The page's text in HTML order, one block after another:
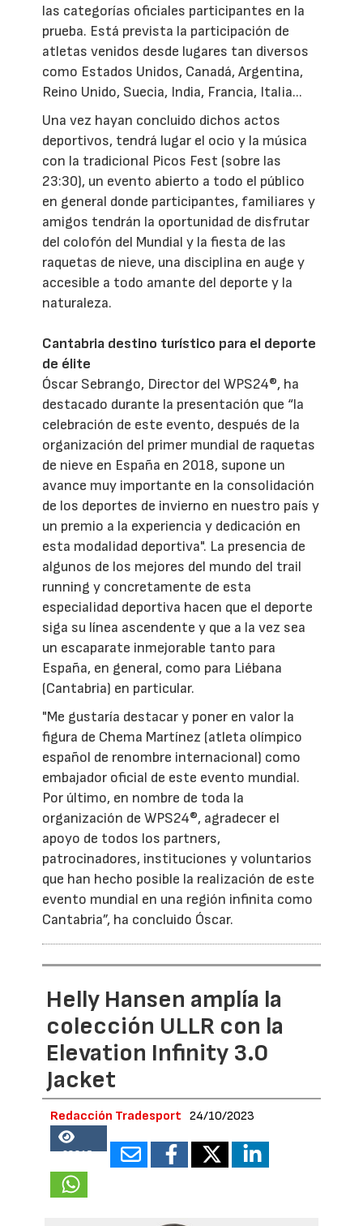
las categorías oficiales participantes en la
prueba. Está prevista la participación de
atletas venidos desde lugares tan diversos
como Estados Unidos, Canadá, Argentina,
Reino Unido, Suecia, India, Francia, Italia...
Una vez hayan concluido dichos actos
deportivos, tendrá lugar el ocio y la música
con la tradicional Picos Fest (sobre las
23:30), un evento abierto a todo el público
en general donde participantes, familiares y
amigos tendrán la oportunidad de disfrutar
del colofón del Mundial y la fiesta de las
raquetas de nieve, una disciplina en auge y
accesible a todo amante del deporte y la
naturaleza.
Cantabria destino turístico para el deporte
de élite
Óscar Sebrango, Director del WPS24®, ha
destacado durante la presentación que “la
celebración de este evento, después de la
organización del primer mundial de raquetas
de nieve en España en 2018, supone un
avance muy importante en la consolidación
de los deportes de invierno en nuestro país y
un premio a la experiencia y dedicación en
esta modalidad deportiva". La presencia de
algunos de los mejores del mundo del trail
running y concretamente de esta
especialidad deportiva hacen que el deporte
siga su línea ascendente y que a la vez sea
un escaparate inmejorable tanto para
España, en general, como para Liébana
(Cantabria) en particular.
"Me gustaría destacar y poner en valor la
figura de Chema Martínez (atleta olímpico
español de renombre internacional) como
embajador oficial de este evento mundial.
Por último, en nombre de toda la
organización de WPS24®, agradecer el
apoyo de todos los partners,
patrocinadores, instituciones y voluntarios
que han hecho posible la realización de este
evento mundial en una región infinita como
Cantabria”, ha concluido Óscar.
Helly Hansen amplía la
colección ULLR con la
Elevation Infinity 3.0
Jacket
Redacción Tradesport 24/10/2023
68815